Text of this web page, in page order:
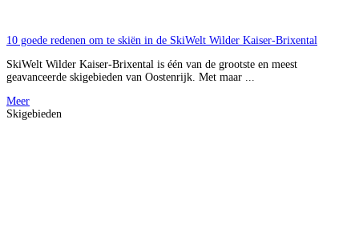
10 goede redenen om te skiën in de SkiWelt Wilder Kaiser-Brixental
SkiWelt Wilder Kaiser-Brixental is één van de grootste en meest
geavanceerde skigebieden van Oostenrijk. Met maar ...
Meer
Skigebieden